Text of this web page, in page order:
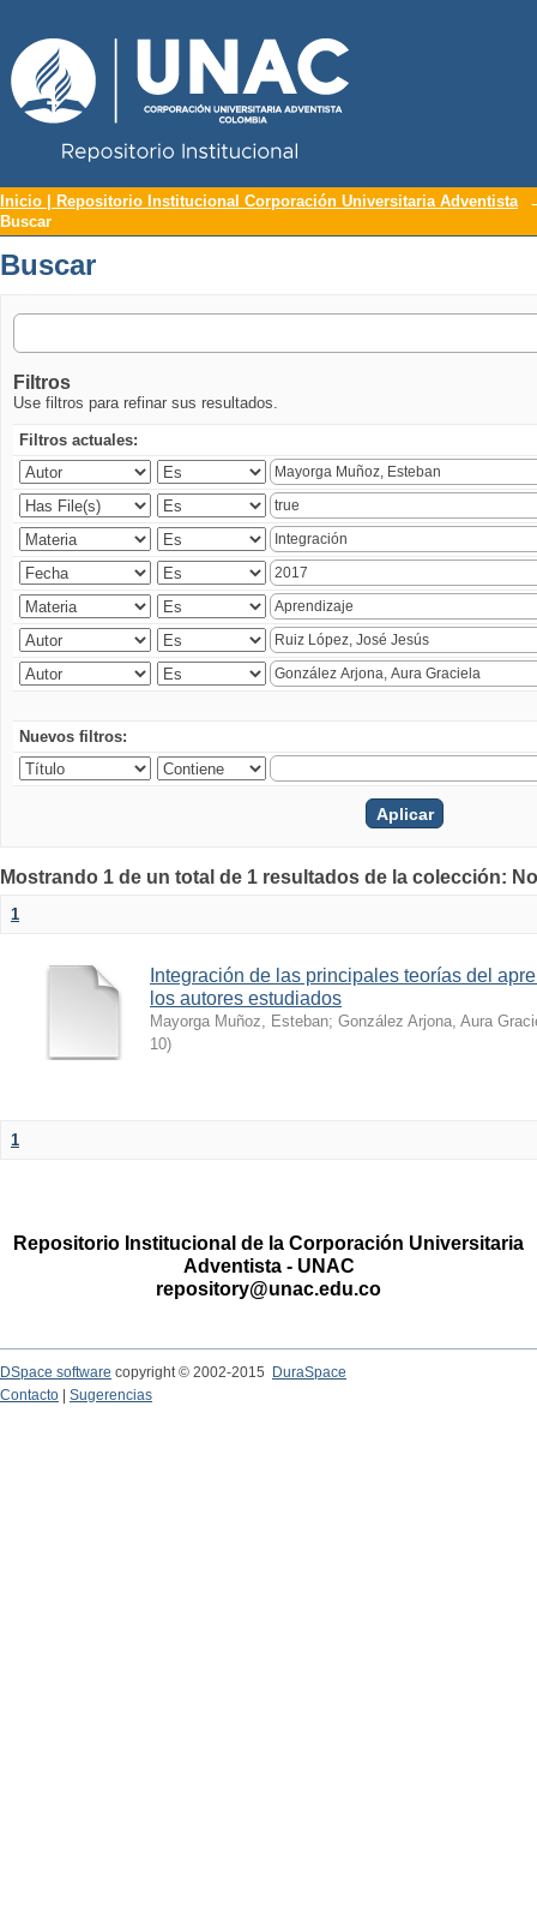
Buscar
Inicio | Repositorio Institucional Corporación Universitaria Adventista
Buscar
Buscar
Filtros
Use filtros para refinar sus resultados.
Filtros actuales:
Nuevos filtros:
Mostrando 1 de un total de 1 resultados de la colección:
1
Integración de las principales teorías del
los autores estudiados
Mayorga Muñoz, Esteban; González Arjona, Aura
10)
1
Repositorio Institucional de la Corporación Universitaria
Adventista - UNAC
repository@unac.edu.co
DSpace software copyright © 2002-2015
DuraSpace
Contacto
Sugerencias